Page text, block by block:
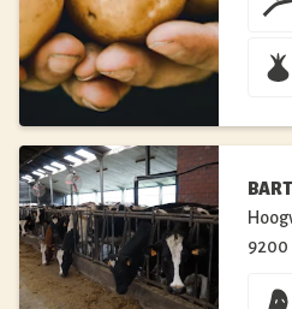
9200